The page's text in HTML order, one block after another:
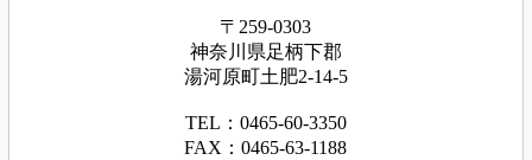
〒259-0303
神奈川県足柄下郡
湯河原町土肥2-14-5
TEL：0465-60-3350
FAX：0465-63-1188